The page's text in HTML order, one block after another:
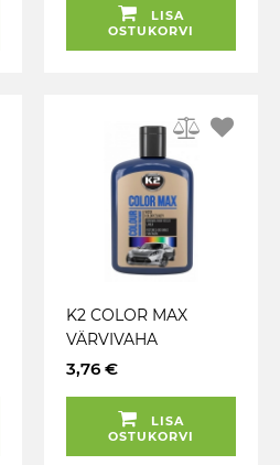
LISA
OSTUKORVI
K2 COLOR MAX
VÄRVIVAHA
TUMESININE 200ML
3,76 €
LISA
OSTUKORVI